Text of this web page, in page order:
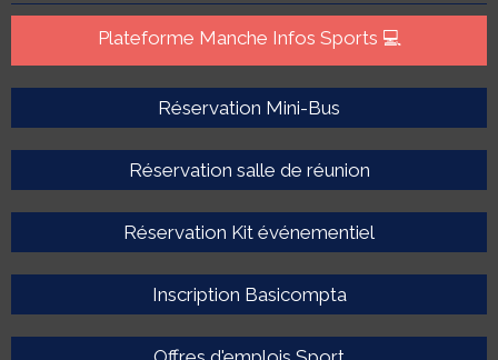
Plateforme Manche Infos Sports 💻
Réservation Mini-Bus
Réservation salle de réunion
Réservation Kit événementiel
Inscription Basicompta